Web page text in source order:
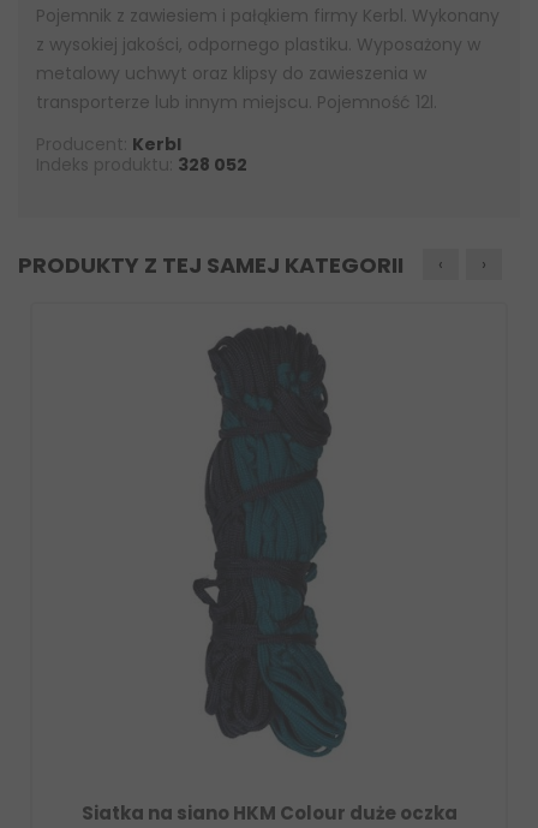
Pojemnik z zawiesiem i pałąkiem firmy Kerbl. Wykonany
z wysokiej jakości, odpornego plastiku. Wyposażony w
metalowy uchwyt oraz klipsy do zawieszenia w
transporterze lub innym miejscu. Pojemność 12l.
Producent: Kerbl
Indeks produktu: 328 052
PRODUKTY Z TEJ SAMEJ KATEGORII
HKM Colour duże oczka
Podstawka z
‹ ›